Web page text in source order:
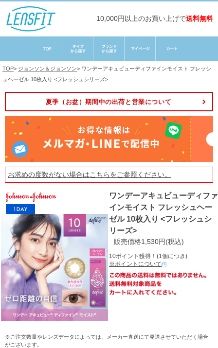
10,000円以上のお買い上げで送料無料
TOP> ジョンソン＆ジョンソン> ワンデーアキュビューディファインモイスト フレッシ
ュヘーゼル 10枚入り <フレッシュシリーズ>
夏季（お盆）期間中の出荷と営業について
お求めの度数がない場合はこちらをご参照ください。
ワンデーアキュビューディファ
インモイスト フレッシュヘー
ゼル 10枚入り <フレッシュシ
リーズ>
販売価格1,530円(税込)
10ポイント獲得！(1個につき)
※ポイントについて
※ご注文数量やレンズデータによっては、メーカー直送にて発送させていただく場合
がございます。